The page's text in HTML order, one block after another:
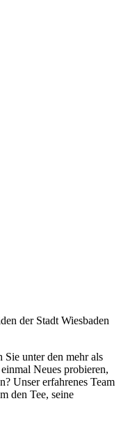
der Stadt Wiesbaden
unter den mehr als
Neues probieren,
Unser erfahrenes Team
den Tee, seine